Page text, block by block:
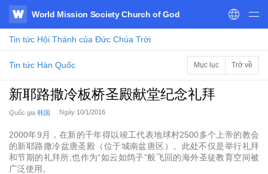
WATV
World Mission Society Church of God
Tin tức Hội Thánh của Đức Chúa Trời
Tin tức Hàn Quốc Mục lục Trở về
新耶路撒冷板桥圣殿献堂纪念礼拜
Quốc gia 韩国 Ngày 10/1/2016
2000年9月，在新的千年得以竣工代表地球村2500多个上帝的教会
的新耶路撒冷盆唐圣殿（位于城南盆唐区）。此处不仅是举行礼拜
和节期的礼拜所,也作为“如云如鸽子”般飞回的海外圣徒教育空间被
广泛使用。